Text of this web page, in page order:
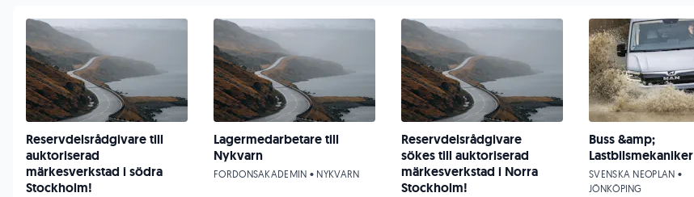
Reservdelsrådgivare till
auktoriserad
märkesverkstad i södra
Stockholm!
Lagermedarbetare till
Nykvarn
FORDONSAKADEMIN • NYKVARN
Reservdelsrådgivare
sökes till auktoriserad
märkesverkstad i Norra
Stockholm!
Buss &amp;
Lastbilsmekaniker
SVENSKA NEOPLAN •
JÖNKÖPING